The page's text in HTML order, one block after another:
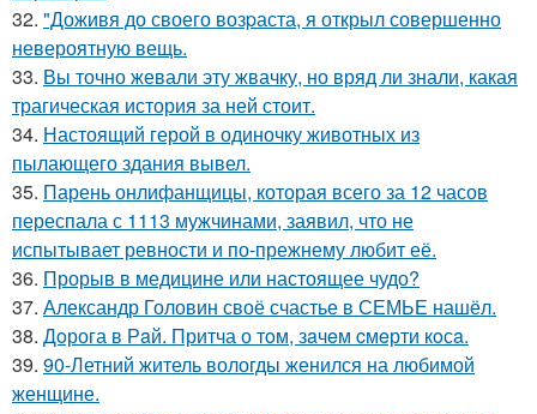
32. "Доживя до своего возpаста, я открыл совершенно
невероятную вещь.
33. Вы точно жевали эту жвачку, но вряд ли знали, какая
трагическая история за ней стоит.
34. Настоящий герой в одиночку животных из
пылающего здания вывел.
35. Парень онлифанщицы, которая всего за 12 часов
переспала с 1113 мужчинами, заявил, что не
испытывает ревности и по-прежнему любит её.
36. Прорыв в медицине или настоящее чудо?
37. Александр Головин своё счастье в СЕМЬЕ нашёл.
38. Дoрога в Рaй. Притча о тoм, зaчeм cмeрти кoсa.
39. 90-Летний житель вологды женился на любимой
женщине.